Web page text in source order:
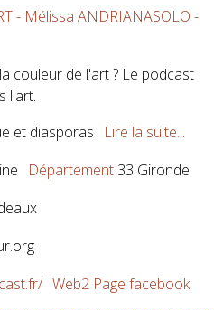
couleur de l'art ? Le podcast
l'art.
et diasporas
Département 33 Gironde
Web2 Page facebook
Lire la suite...